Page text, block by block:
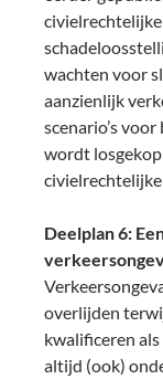
wachten voor
aanzienlijk
scenario’s
wordt
Deelplan 6:
overlijden
kwalificeren
altijd (ook)